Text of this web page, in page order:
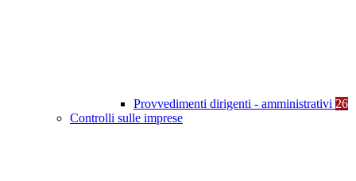
Provvedimenti dirigenti - amministrativi 26
Controlli sulle imprese